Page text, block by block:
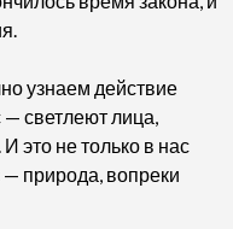
узнаем действие
светлеют лица,
это не только в нас
— природа, вопреки